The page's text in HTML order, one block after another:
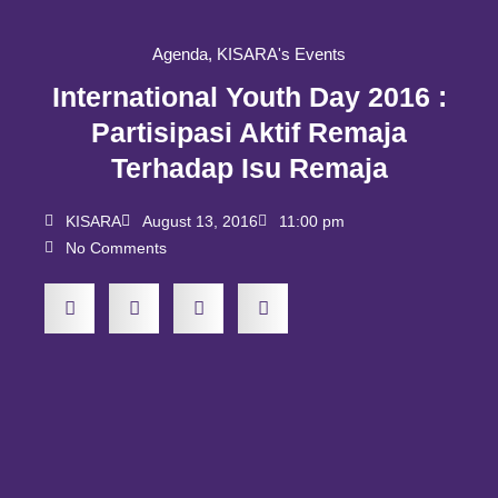
Agenda, KISARA's Events
International Youth Day 2016 :
Partisipasi Aktif Remaja
Terhadap Isu Remaja
KISARA August 13, 2016
11:00 pm
No Comments